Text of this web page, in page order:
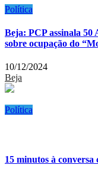
Política
Beja: PCP assinala 50
sobre ocupação do
10/12/2024
Beja
Política
15 minutos à